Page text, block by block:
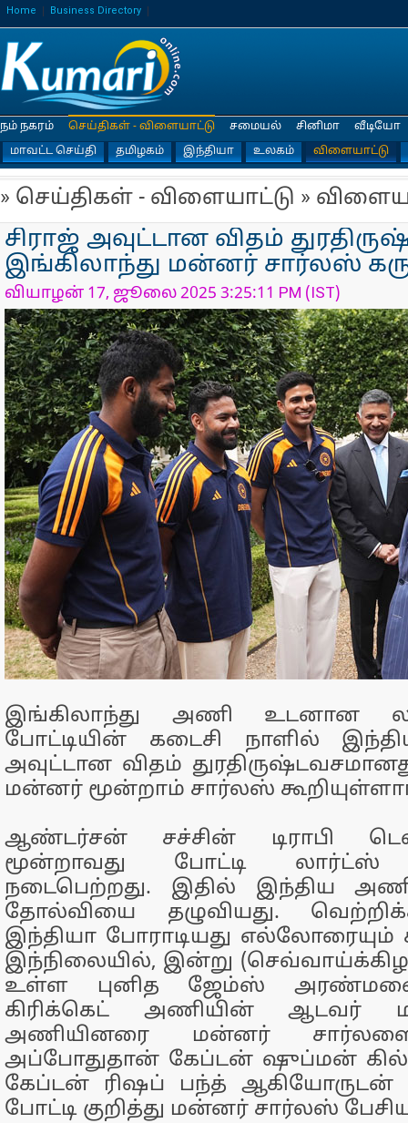
Home Business Directory
நம் நகரம்
செய்திகள் - விளையாட்டு
மாவட்ட செய்தி
தமிழகம் இந்தியா உலகம் விளையாட்டு
சமையல் சினிமா வீடியோ
» செய்திகள் - விளையாட்டு »
சிராஜ் அவுட்டான விதம்
இங்கிலாந்து மன்னர் சார்லஸ்
வியாழன் 17, ஜூலை 2025 3:25:11 PM (IST)
இங்கிலாந்து அணி உடனான
போட்டியின் கடைசி நாளில்
அவுட்டான விதம்
மன்னர் மூன்றாம் சார்லஸ்
ஆண்டர்சன் சச்சின் டிராபி
மூன்றாவது போட்டி லார்ட்ஸ்
நடைபெற்றது. இதில் இந்திய
தோல்வியை தழுவியது.
இந்தியா போராடியது எல்லோரையும்
இந்நிலையில், இன்று
உள்ள புனித ஜேம்ஸ்
கிரிக்கெட் அணியின் ஆடவர்
அணியினரை மன்னர் சார்லஸை
அப்போதுதான் கேப்டன் ஷுப்மன்
கேப்டன் ரிஷப் பந்த்
போட்டி குறித்து மன்னர் சார்லஸ்